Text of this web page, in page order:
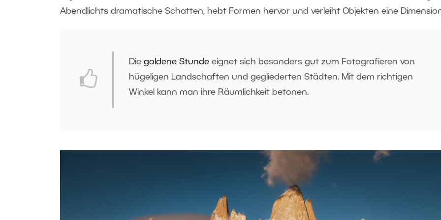
Abendlichts dramatische Schatten, hebt Formen hervor und verleiht Objekten eine
Die goldene Stunde eignet sich besonders gut zum Fotografieren von
hügeligen Landschaften und gegliederten Städten. Mit dem richtigen
Winkel kann man ihre Räumlichkeit betonen.